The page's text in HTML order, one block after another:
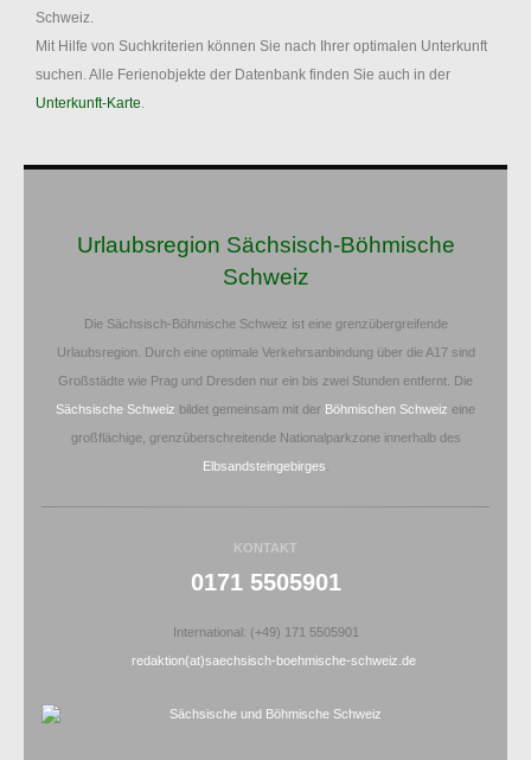
Schweiz.
Mit Hilfe von Suchkriterien können Sie nach Ihrer optimalen Unterkunft
suchen. Alle Ferienobjekte der Datenbank finden Sie auch in der
Unterkunft-Karte.
Urlaubsregion Sächsisch-Böhmische
Schweiz
Die Sächsisch-Böhmische Schweiz ist eine grenzübergreifende
Urlaubsregion. Durch eine optimale Verkehrsanbindung über die A17 sind
Großstädte wie Prag und Dresden nur ein bis zwei Stunden entfernt. Die
Sächsische Schweiz bildet gemeinsam mit der Böhmischen Schweiz eine
großflächige, grenzüberschreitende Nationalparkzone innerhalb des
Elbsandsteingebirges
KONTAKT
0171 5505901
International: (+49) 171 5505901
redaktion(at)saechsisch-boehmische-schweiz.de